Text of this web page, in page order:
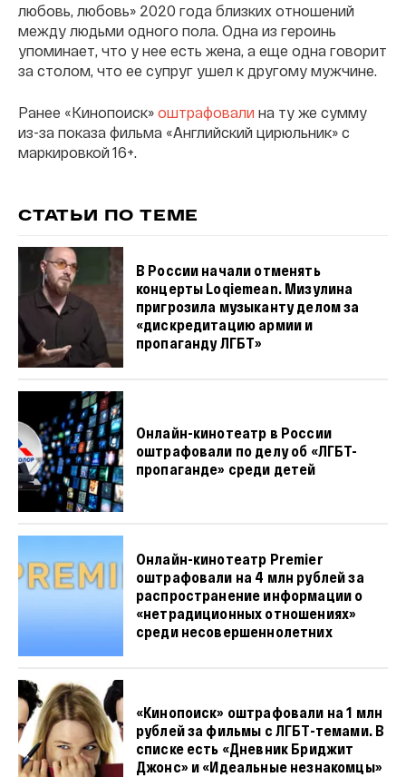
любовь, любовь» 2020 года близких отношений
между людьми одного пола. Одна из героинь
упоминает, что у нее есть жена, а еще одна говорит
за столом, что ее супруг ушел к другому мужчине.
Ранее «Кинопоиск» оштрафовали на ту же сумму
из-за показа фильма «Английский цирюльник» с
маркировкой 16+.
СТАТЬИ ПО ТЕМЕ
В России начали отменять
концерты Loqiemean. Мизулина
пригрозила музыканту делом за
«дискредитацию армии и
пропаганду ЛГБТ»
Онлайн-кинотеатр в России
оштрафовали по делу об «ЛГБТ-
пропаганде» среди детей
Онлайн-кинотеатр Premier
оштрафовали на 4 млн рублей за
распространение информации о
«нетрадиционных отношениях»
среди несовершеннолетних
«Кинопоиск» оштрафовали на 1 млн
рублей за фильмы с ЛГБТ-темами. В
списке есть «Дневник Бриджит
Джонс» и «Идеальные незнакомцы»